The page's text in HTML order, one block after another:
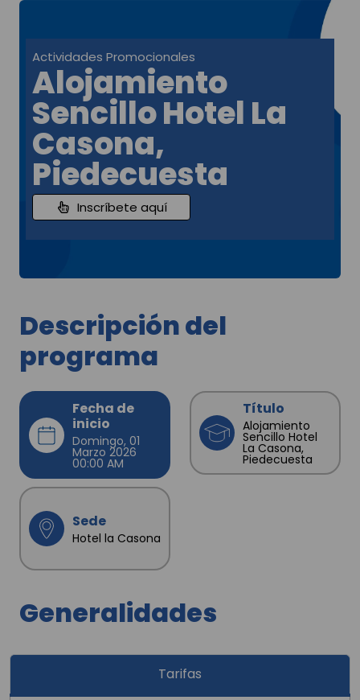
Actividades Promocionales
Alojamiento
Sencillo Hotel La
Casona,
Piedecuesta
Inscríbete aquí
Descripción del
programa
Fecha de
inicio
Domingo, 01
Marzo 2026
00:00 AM
Título
Alojamiento
Sencillo Hotel
La Casona,
Piedecuesta
Sede
Hotel la Casona
Generalidades
Tarifas